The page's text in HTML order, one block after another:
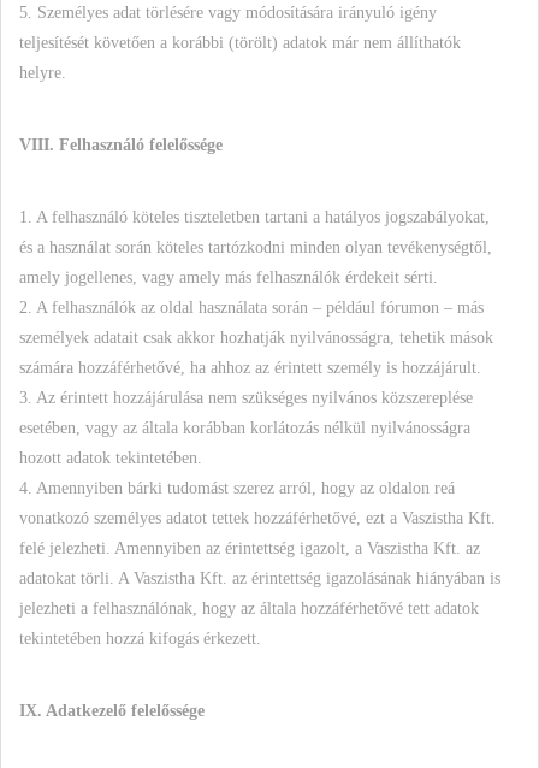
5. Személyes adat törlésére vagy módosítására irányuló igény
teljesítését követően a korábbi (törölt) adatok már nem állíthatók
helyre.
VIII. Felhasználó felelőssége
1. A felhasználó köteles tiszteletben tartani a hatályos jogszabályokat,
és a használat során köteles tartózkodni minden olyan tevékenységtől,
amely jogellenes, vagy amely más felhasználók érdekeit sérti.
2. A felhasználók az oldal használata során – például fórumon – más
személyek adatait csak akkor hozhatják nyilvánosságra, tehetik mások
számára hozzáférhetővé, ha ahhoz az érintett személy is hozzájárult.
3. Az érintett hozzájárulása nem szükséges nyilvános közszereplése
esetében, vagy az általa korábban korlátozás nélkül nyilvánosságra
hozott adatok tekintetében.
4. Amennyiben bárki tudomást szerez arról, hogy az oldalon reá
vonatkozó személyes adatot tettek hozzáférhetővé, ezt a Vaszistha Kft.
felé jelezheti. Amennyiben az érintettség igazolt, a Vaszistha Kft. az
adatokat törli. A Vaszistha Kft. az érintettség igazolásának hiányában is
jelezheti a felhasználónak, hogy az általa hozzáférhetővé tett adatok
tekintetében hozzá kifogás érkezett.
IX. Adatkezelő felelőssége